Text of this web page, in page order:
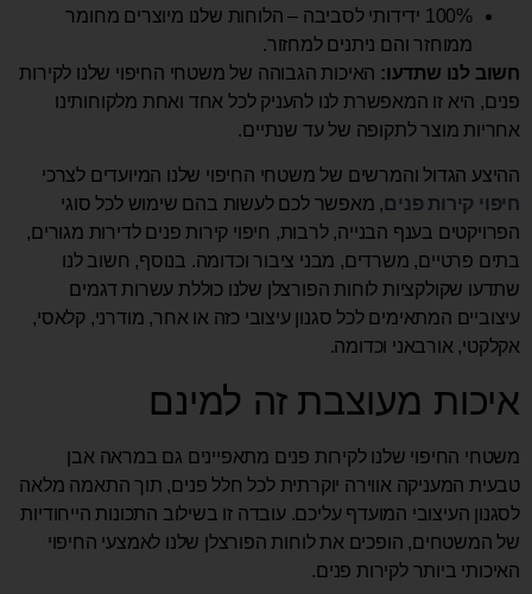
100% ידידותי לסביבה – הלוחות שלנו מיוצרים מחומר
ממוחזר והם ניתנים למחזור.
חשוב לנו שתדעו: האיכות הגבוהה של משטחי החיפוי שלנו לקירות
פנים, היא זו המאפשרת לנו להעניק לכל אחד ואחת מלקוחותינו
אחריות מוצר לתקופה של עד שנתיים.
ההיצע הגדול והמרשים של משטחי החיפוי שלנו המיועדים לצרכי
חיפוי קירות פנים, מאפשר לכם לעשות בהם שימוש לכל סוגי
הפרויקטים בענף הבנייה, לרבות, חיפוי קירות פנים לדירות מגורים,
בתים פרטיים, משרדים, מבני ציבור וכדומה. בנוסף, חשוב לנו
שתדעו שקולקציות לוחות הפורצלן שלנו כוללת עשרות דגמים
עיצוביים המתאימים לכל סגנון עיצובי כזה או אחר, מודרני, קלאסי,
אקלקטי, אורבאני וכדומה.
איכות מעוצבת זה למינם
משטחי החיפוי שלנו לקירות פנים מתאפיינים גם במראה אבן
טבעית המעניקה אווירה יוקרתית לכל חלל פנים, תוך התאמה מלאה
לסגנון העיצובי המועדף עליכם. עובדה זו בשילוב התכונות הייחודיות
של המשטחים, הופכים את לוחות הפורצלן שלנו לאמצעי החיפוי
האיכותי ביותר לקירות פנים.